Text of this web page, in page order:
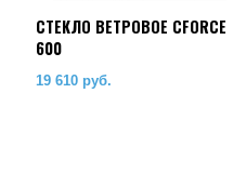
CТЕКЛО ВЕТРОВОЕ CFORCE
600
19 610 руб.